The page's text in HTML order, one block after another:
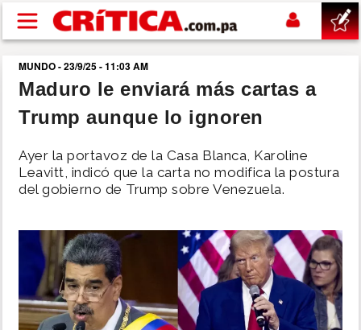
Pasar al contenido principal
buscar
SUCESOS
NACIONAL
SHOW
DEPORTES
MUNDO - 23/9/25 - 11:03 AM
Maduro le enviará más cartas a
Trump aunque lo ignoren
Ayer la portavoz de la Casa Blanca, Karoline
Leavitt, indicó que la carta no modifica la postura
del gobierno de Trump sobre Venezuela.